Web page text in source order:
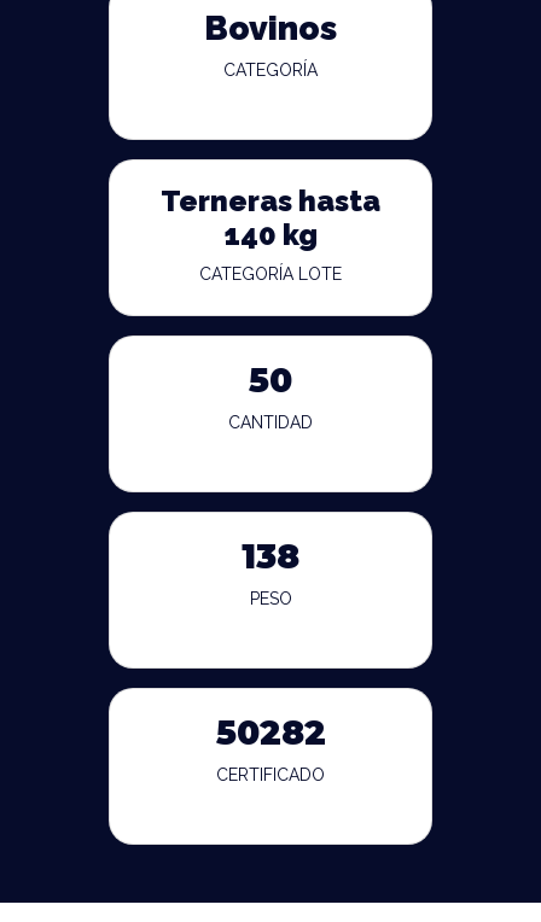
Bovinos
CATEGORÍA
Terneras hasta
140 kg
CATEGORÍA LOTE
50
CANTIDAD
138
PESO
50282
CERTIFICADO